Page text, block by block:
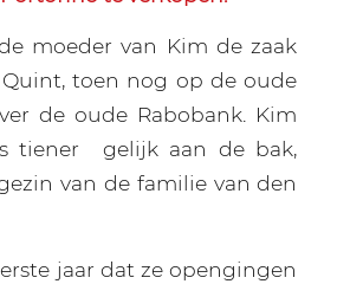
moeder van Kim de zaak
toen nog op de oude
de oude Rabobank. Kim
tiener
gelijk aan de bak,
van de familie van den
jaar dat ze opengingen